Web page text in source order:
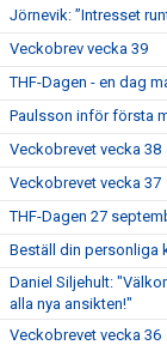
Jörnevik: ”Intresset
Veckobrev vecka 39
THF-Dagen - en dag
Paulsson inför första
Veckobrevet vecka 38
Veckobrevet vecka 37
THF-Dagen 27
Beställ din personliga
Daniel Siljehult:
alla nya ansikten!"
Veckobrevet vecka 36